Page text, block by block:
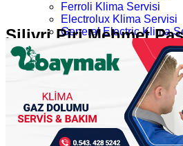
Ferroli Klima Servisi
Electrolux Klima Servisi
General Electric Klima
LG Klima Servisi
Midea Klima Servisi
Mitsubishi Klima Servisi
Profilo Klima Servisi
İletişim
Silivri Piri Mehmet
Klima Servisi
Silivri Baymak Klima Servisi
Silivri Piri Mehmet Paşa